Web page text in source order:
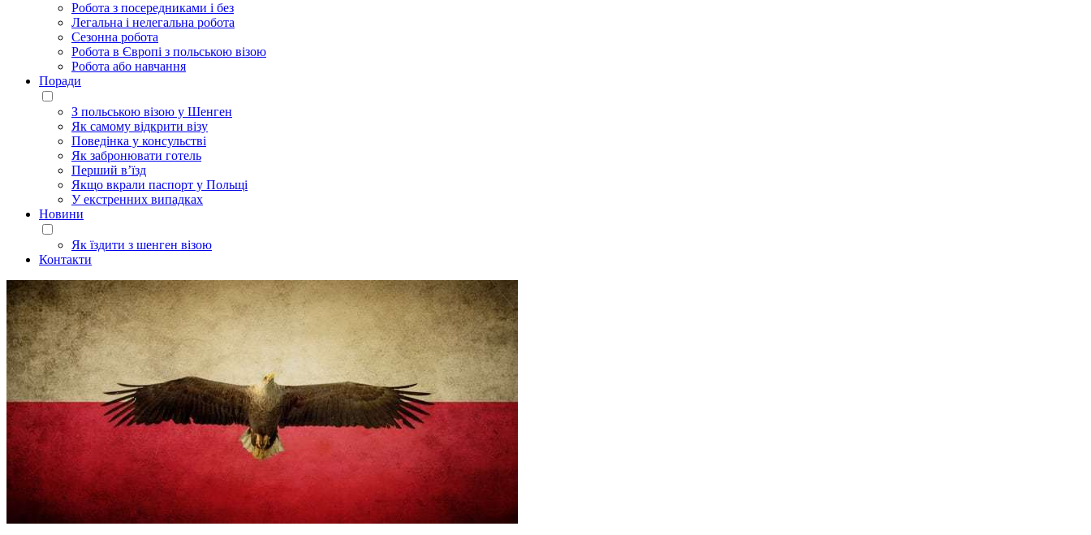
Робота з посередниками і без
Легальна і нелегальна робота
Сезонна робота
Робота в Європі з польською візою
Робота або навчання
Поради
З польською візою у Шенген
Як самому відкрити візу
Поведінка у консульстві
Як забронювати готель
Перший в’їзд
Якщо вкрали паспорт у Польщі
У екстренних випадках
Новини
Як їздити з шенген візою
Контакти